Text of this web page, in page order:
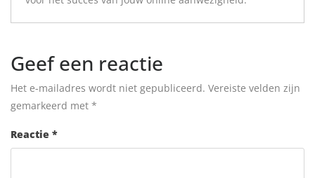
Geef een reactie
Het e-mailadres wordt niet gepubliceerd. Vereiste velden zijn
gemarkeerd met *
Reactie *